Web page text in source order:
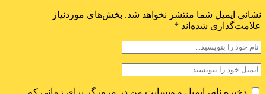
نشانی ایمیل شما منتشر نخواهد شد. بخش‌های موردنیاز
علامت‌گذاری شده‌اند *
ذخیره نام، ایمیل و وبسایت من در مرورگر برای زمانی که